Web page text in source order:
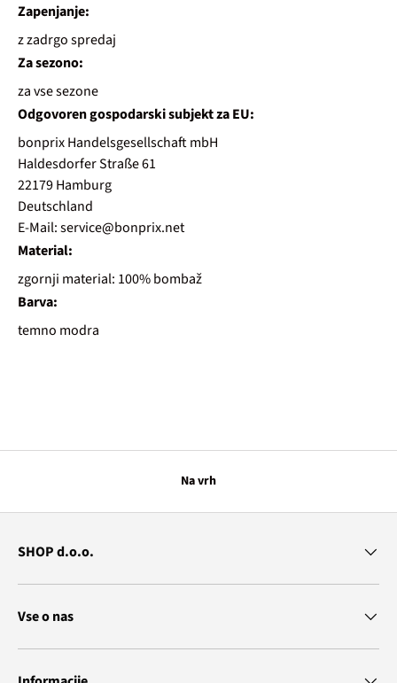
Zapenjanje:
z zadrgo spredaj
Za sezono:
za vse sezone
Odgovoren gospodarski subjekt za EU:
bonprix Handelsgesellschaft mbH
Haldesdorfer Straße 61
22179 Hamburg
Deutschland
E-Mail: service@bonprix.net
Material:
zgornji material: 100% bombaž
Barva:
temno modra
Na vrh
SHOP d.o.o.
Vse o nas